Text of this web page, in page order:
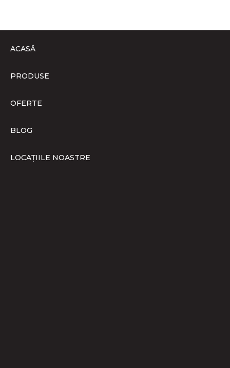
ACASĂ
PRODUSE
OFERTE
BLOG
LOCAȚIILE NOASTRE